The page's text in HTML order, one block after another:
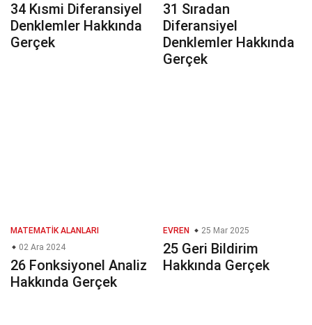
34 Kısmi Diferansiyel
Denklemler Hakkında
Gerçek
31 Sıradan
Diferansiyel
Denklemler Hakkında
Gerçek
MATEMATIK ALANLARI
02 Ara 2024
26 Fonksiyonel Analiz
Hakkında Gerçek
EVREN 25 Mar 2025
25 Geri Bildirim
Hakkında Gerçek